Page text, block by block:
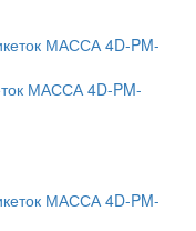
МАССА 4D-PM-